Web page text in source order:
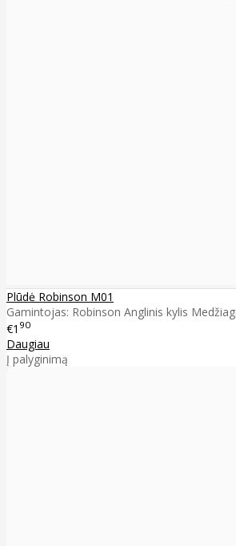
Plūdė Robinson M01
Gamintojas: Robinson Anglinis kylis
€1 90
Daugiau
Į palyginimą